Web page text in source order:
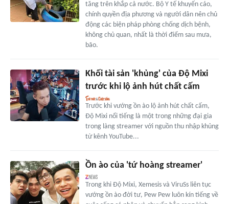
tăng trên khắp cả nước. Bộ Y tế khuyến cáo,
chính quyền địa phương và người dân nên chủ
động các biện pháp phòng chống dịch bệnh,
không chủ quan, nhất là thời điểm sau mưa,
bão.
Khối tài sản 'khủng' của Độ Mixi
trước khi lộ ảnh hút chất cấm
Trước khi vướng ồn ào lộ ảnh hút chất cấm,
Độ Mixi nổi tiếng là một trong những đại gia
trong làng streamer với nguồn thu nhập khủng
từ kênh YouTube...
Ồn ào của 'tứ hoàng streamer'
Trong khi Độ Mixi, Xemesis và ViruSs liên tục
vướng ồn ào đời tư, Pew Pew luôn kín tiếng về